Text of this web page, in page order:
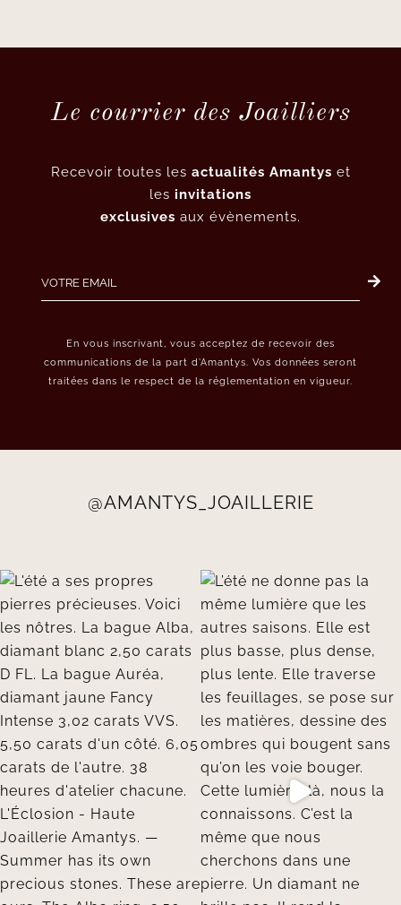
Le courrier des Joailliers
Recevoir toutes les actualités Amantys et
les invitations
exclusives aux évènements.
En vous inscrivant, vous acceptez de recevoir des
communications de la part d’Amantys. Vos données seront
traitées dans le respect de la réglementation en vigueur.
@AMANTYS_JOAILLERIE